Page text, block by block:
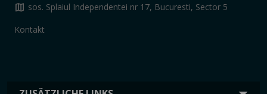
map sos. Splaiul Independentei nr 17, Bucuresti, Sector 5
Kontakt